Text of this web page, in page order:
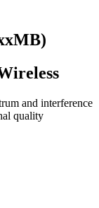
and interference
quality